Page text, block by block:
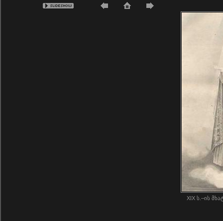
XIX ს.–ის